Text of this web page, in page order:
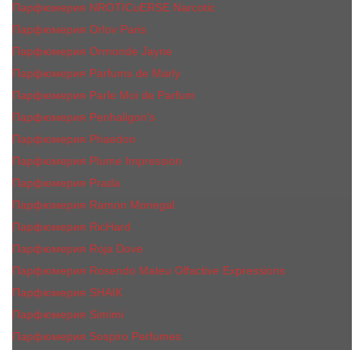
Парфюмерия NROTICuERSE Narcotic
Парфюмерия Orlov Paris
Парфюмерия Ormonde Jayne
Парфюмерия Parfums de Marly
Парфюмерия Parle Moi de Parfum
Парфюмерия Penhaligon's
Парфюмерия Phaedon
Парфюмерия Plume Impression
Парфюмерия Prada
Парфюмерия Ramon Monegal
Парфюмерия RicHard
Парфюмерия Roja Dove
Парфюмерия Rosendo Mateu Olfactive Expressions
Парфюмерия SHAIK
Парфюмерия Simimi
Парфюмерия Sospiro Perfumes